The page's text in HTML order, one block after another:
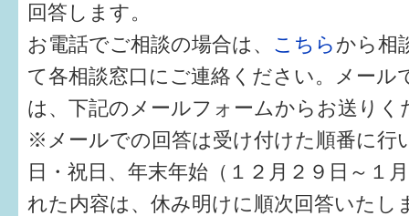
回答します。
お電話でご相談の場合は、 こちら から相
て各相談窓口にご連絡ください。メール
は、下記のメールフォームからお送りく
※メールでの回答は受け付けた順番に行
日・祝日、年末年始（１２月２９日～１
れた内容は、休み明けに順次回答いたし
健診・予防接種
仲間づくり・遊び場
子どもを預けたい
入園・入学
相談したい